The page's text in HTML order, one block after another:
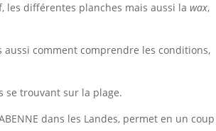
les différentes planches mais aussi lawax,
comment comprendre les conditions,
se trouvant sur la plage.
dans les Landes, permet en un coup